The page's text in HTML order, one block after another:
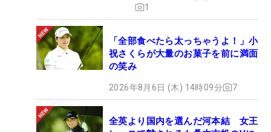
1
「全部食べたら太っちゃうよ！」小
祝さくらが大量のお菓子を前に満面
の笑み
2026年8月6日 (木) 14時09分 7
全英より国内を選んだ河本結 女王